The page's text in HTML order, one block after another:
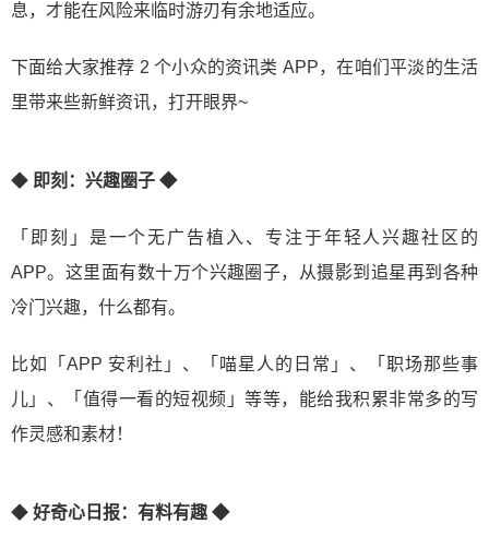
息，才能在风险来临时游刃有余地适应。
下面给大家推荐 2 个小众的资讯类 APP，在咱们平淡的生活
里带来些新鲜资讯，打开眼界~
◆ 即刻：兴趣圈子 ◆
「即刻」是一个无广告植入、专注于年轻人兴趣社区的
APP。这里面有数十万个兴趣圈子，从摄影到追星再到各种
冷门兴趣，什么都有。
比如「APP 安利社」、「喵星人的日常」、「职场那些事
儿」、「值得一看的短视频」等等，能给我积累非常多的写
作灵感和素材！
◆ 好奇心日报：有料有趣 ◆